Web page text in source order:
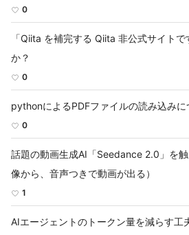
0
「Qiita を補完する Qiita 非公式サイト
か？
0
pythonによるPDFファイルの読み込みに
0
話題の動画生成AI「Seedance 2.0」を
像から、音声つきで動画が出る）
1
AIエージェントのトークン量を減らす工